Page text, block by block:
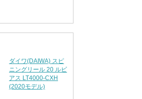
ダイワ(DAIWA) スピ
ニングリール 20 ルビ
アス LT4000-CXH
(2020モデル)